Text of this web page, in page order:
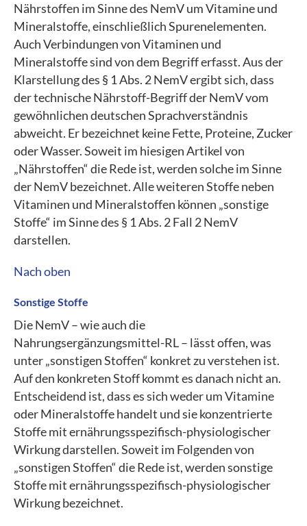
Nährstoffen im Sinne des NemV um Vitamine und
Mineralstoffe, einschließlich Spurenelementen.
Auch Verbindungen von Vitaminen und
Mineralstoffe sind von dem Begriff erfasst. Aus der
Klarstellung des § 1 Abs. 2 NemV ergibt sich, dass
der technische Nährstoff-Begriff der NemV vom
gewöhnlichen deutschen Sprachverständnis
abweicht. Er bezeichnet keine Fette, Proteine, Zucker
oder Wasser. Soweit im hiesigen Artikel von
„Nährstoffen“ die Rede ist, werden solche im Sinne
der NemV bezeichnet. Alle weiteren Stoffe neben
Vitaminen und Mineralstoffen können „sonstige
Stoffe“ im Sinne des § 1 Abs. 2 Fall 2 NemV
darstellen.
Nach oben
Sonstige Stoffe
Die NemV – wie auch die
Nahrungsergänzungsmittel-RL – lässt offen, was
unter „sonstigen Stoffen“ konkret zu verstehen ist.
Auf den konkreten Stoff kommt es danach nicht an.
Entscheidend ist, dass es sich weder um Vitamine
oder Mineralstoffe handelt und sie konzentrierte
Stoffe mit ernährungsspezifisch-physiologischer
Wirkung darstellen. Soweit im Folgenden von
„sonstigen Stoffen“ die Rede ist, werden sonstige
Stoffe mit ernährungsspezifisch-physiologischer
Wirkung bezeichnet.